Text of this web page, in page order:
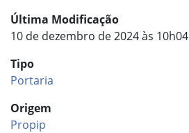
Última Modificação
10 de dezembro de 2024 às 10h04
Tipo
Portaria
Origem
Propip